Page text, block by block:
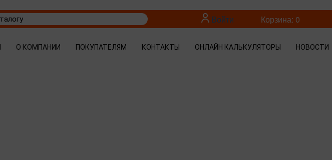
Войти Корзина: 0
О КОМПАНИИ ПОКУПАТЕЛЯМ КОНТАКТЫ ОНЛАЙН КАЛЬКУЛЯТОРЫ НОВОСТИ